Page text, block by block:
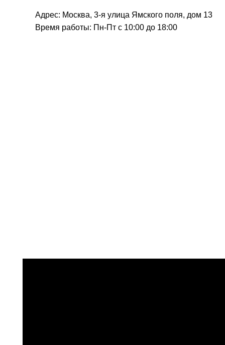
Адрес: Москва, 3-я улица Ямского поля, дом 13
Время работы: Пн-Пт с 10:00 до 18:00